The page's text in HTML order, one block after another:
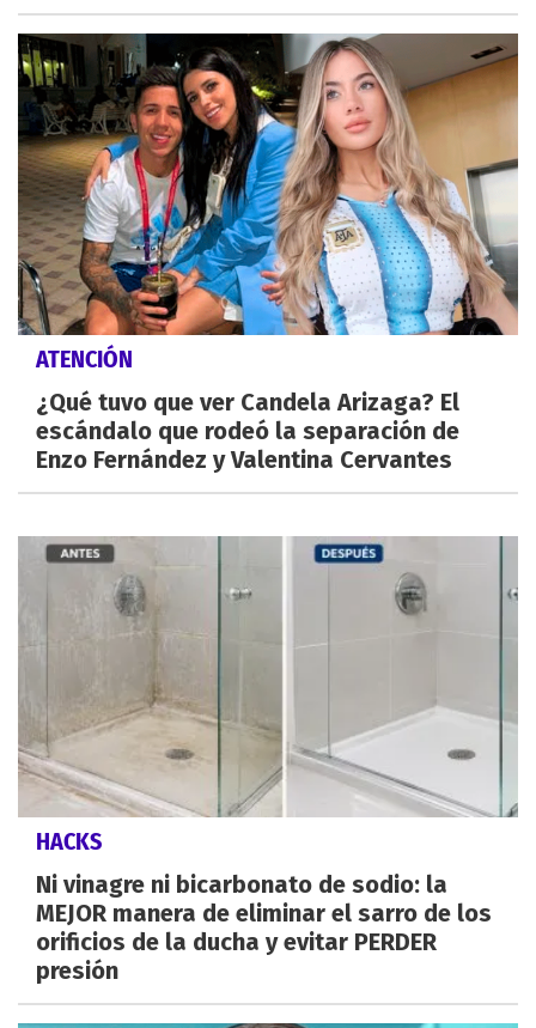
ATENCIÓN
¿Qué tuvo que ver Candela Arizaga? El
escándalo que rodeó la separación de
Enzo Fernández y Valentina Cervantes
HACKS
Ni vinagre ni bicarbonato de sodio: la
MEJOR manera de eliminar el sarro de los
orificios de la ducha y evitar PERDER
presión